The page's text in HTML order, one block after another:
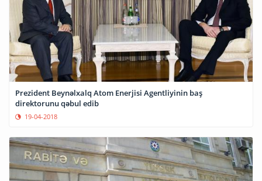
Prezident Beynəlxalq Atom Enerjisi Agentliyinin baş
direktorunu qəbul edib
19-04-2018